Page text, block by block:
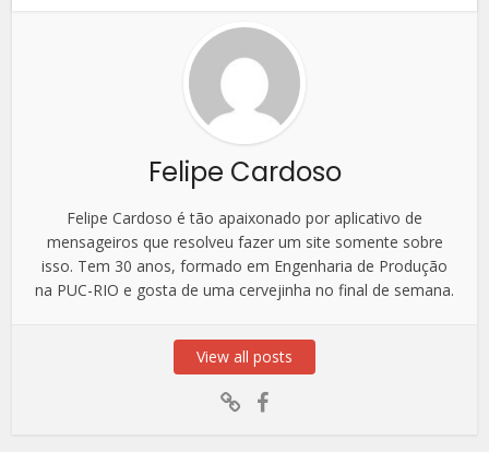
Felipe Cardoso
Felipe Cardoso é tão apaixonado por aplicativo de
mensageiros que resolveu fazer um site somente sobre
isso. Tem 30 anos, formado em Engenharia de Produção
na PUC-RIO e gosta de uma cervejinha no final de semana.
View all posts